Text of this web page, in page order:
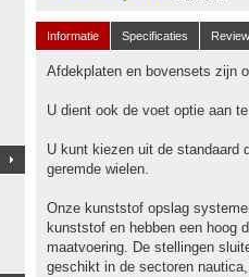
Informatie Specificaties
Afdekplaten en bovensets zijn
U dient ook de voet optie aan
U kunt kiezen uit de standaard
geremde wielen.
Onze kunststof opslag
kunststof en hebben een hoog
maatvoering. De stellingen
geschikt in de sectoren